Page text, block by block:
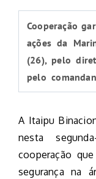
Cooperação
ações da
(26), pelo
pelo
A Itaipu
nesta
cooperação
segurança na